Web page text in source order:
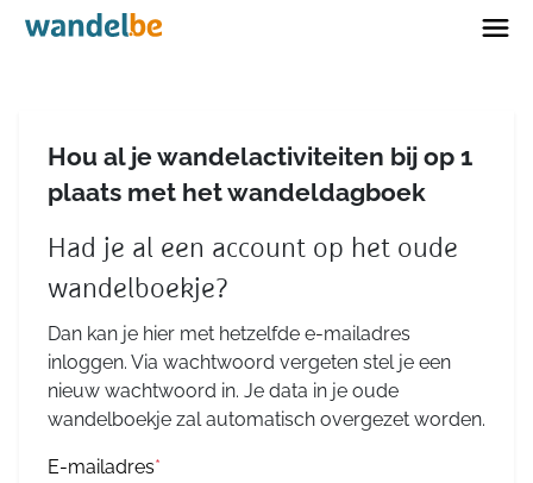
Home
Hou al je wandelactiviteiten bij op 1
plaats met het wandeldagboek
Had je al een account op het oude
wandelboekje?
Dan kan je hier met hetzelfde e-mailadres
inloggen. Via wachtwoord vergeten stel je een
nieuw wachtwoord in. Je data in je oude
wandelboekje zal automatisch overgezet worden.
E-mailadres*